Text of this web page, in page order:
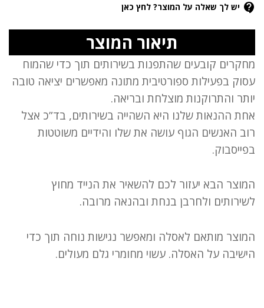
יש לך שאלה על המוצר? לחץ כאן
תיאור המוצר
מחקרים קובעים שהתפנות בשירותים תוך כדי שהמוח
עסוק בפעילות ספורטיבית מתונה מאפשרים יציאה טובה
יותר והתרוקנות מוצלחת ובריאה.
אחת ההנאות שלנו היא השהייה בשירותים, בד”כ אצל
רוב האנשים הגוף עושה את שלו והידיים משוטטות
בפייסבוק.
המוצר הבא יעזור לכם להשאיר את הנייד מחוץ
לשירותים ולחרבן בנחת ובהנאה מרובה.
המוצר מותאם לאסלה ומאפשר נגישות נוחה תוך כדי
הישיבה על האסלה. עשוי מחומרי גלם מעולים.